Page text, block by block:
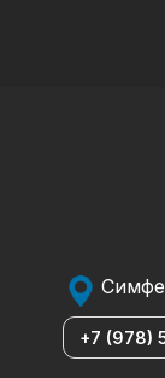
+7 (978)